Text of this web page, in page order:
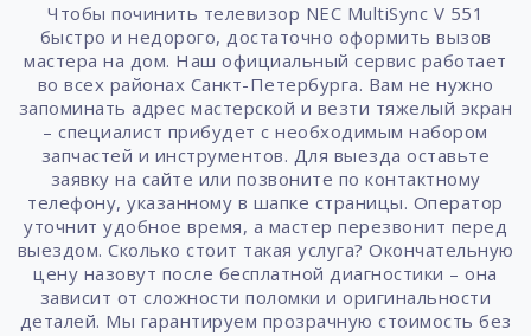
Чтобы починить телевизор NEC MultiSync V 551
быстро и недорого, достаточно оформить вызов
мастера на дом. Наш официальный сервис работает
во всех районах Санкт-Петербурга. Вам не нужно
запоминать адрес мастерской и везти тяжелый экран
– специалист прибудет с необходимым набором
запчастей и инструментов. Для выезда оставьте
заявку на сайте или позвоните по контактному
телефону, указанному в шапке страницы. Оператор
уточнит удобное время, а мастер перезвонит перед
выездом. Сколько стоит такая услуга? Окончательную
цену назовут после бесплатной диагностики – она
зависит от сложности поломки и оригинальности
деталей. Мы гарантируем прозрачную стоимость без